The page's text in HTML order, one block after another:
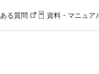
る質問 資料・マニュア